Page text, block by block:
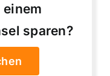
einem
sparen?